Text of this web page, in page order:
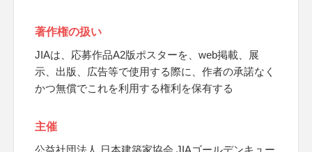
著作権の扱い
JIAは、応募作品A2版ポスターを、web掲載、展
示、出版、広告等で使用する際に、作者の承諾なく
かつ無償でこれを利用する権利を保有する
主催
公益社団法人 日本建築家協会 JIAゴールデンキュー